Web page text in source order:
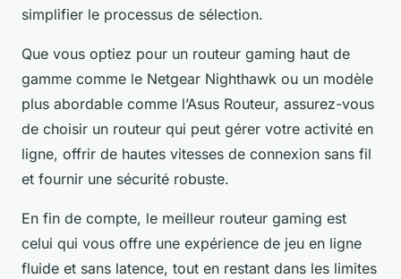
simplifier le processus de sélection.
Que vous optiez pour un routeur gaming haut de
gamme comme le Netgear Nighthawk ou un modèle
plus abordable comme l’Asus Routeur, assurez-vous
de choisir un routeur qui peut gérer votre activité en
ligne, offrir de hautes vitesses de connexion sans fil
et fournir une sécurité robuste.
En fin de compte, le meilleur routeur gaming est
celui qui vous offre une expérience de jeu en ligne
fluide et sans latence, tout en restant dans les limites